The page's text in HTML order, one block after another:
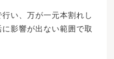
ります。ま
めには、具体
のポイント
い、万が一元本割れし
影響が出ない範囲で取